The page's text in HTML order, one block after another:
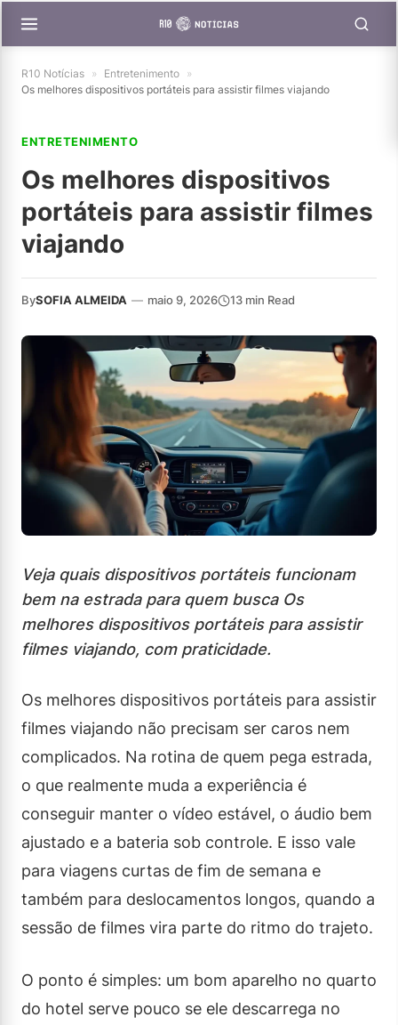
R10 Notícias » Entretenimento »
Os melhores dispositivos portáteis para assistir filmes viajando
ENTRETENIMENTO
Os melhores dispositivos
portáteis para assistir filmes
viajando
BySOFIA ALMEIDA — maio 9, 2026 13 min Read
Veja quais dispositivos portáteis funcionam
bem na estrada para quem busca Os
melhores dispositivos portáteis para assistir
filmes viajando, com praticidade.
Os melhores dispositivos portáteis para assistir
filmes viajando não precisam ser caros nem
complicados. Na rotina de quem pega estrada,
o que realmente muda a experiência é
conseguir manter o vídeo estável, o áudio bem
ajustado e a bateria sob controle. E isso vale
para viagens curtas de fim de semana e
também para deslocamentos longos, quando a
sessão de filmes vira parte do ritmo do trajeto.
O ponto é simples: um bom aparelho no quarto
do hotel serve pouco se ele descarrega no